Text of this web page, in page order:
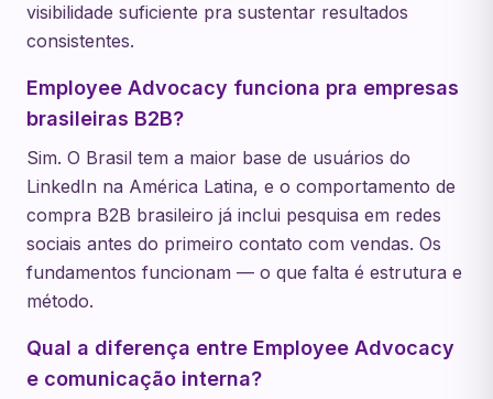
visibilidade suficiente pra sustentar resultados
consistentes.
Employee Advocacy funciona pra empresas
brasileiras B2B?
Sim. O Brasil tem a maior base de usuários do
LinkedIn na América Latina, e o comportamento de
compra B2B brasileiro já inclui pesquisa em redes
sociais antes do primeiro contato com vendas. Os
fundamentos funcionam — o que falta é estrutura e
método.
Qual a diferença entre Employee Advocacy
e comunicação interna?